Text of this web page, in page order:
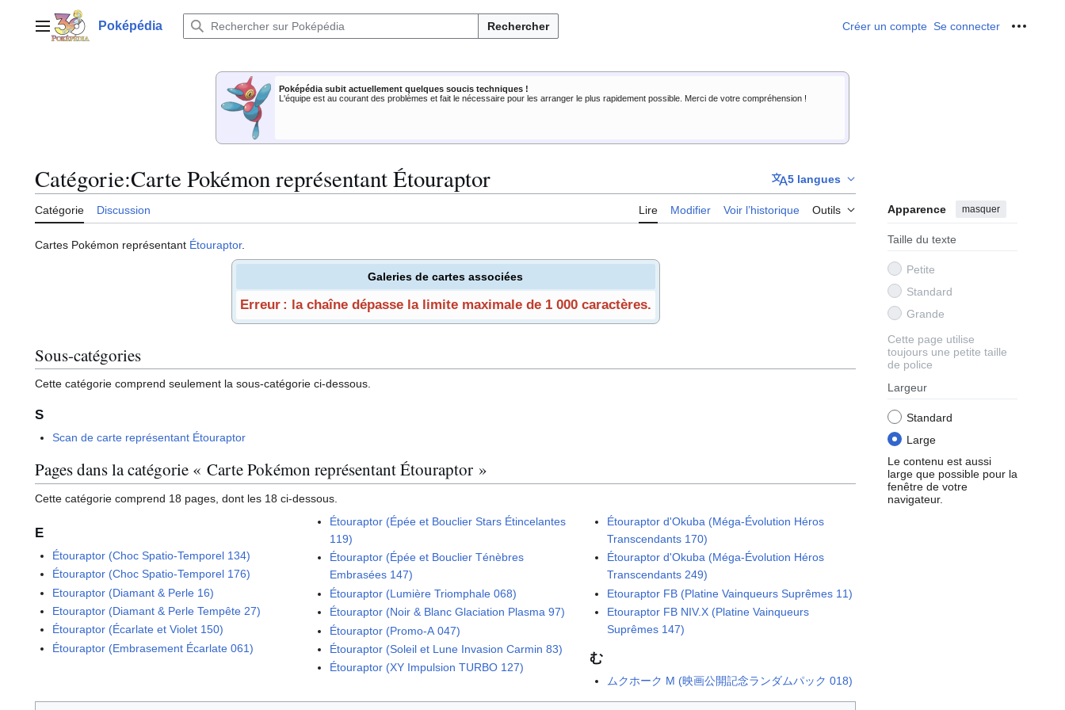
contenuMenu principalPoképédia Rechercher Créer un compte Se connecter Outils
Poképédia subit actuellement quelques soucis techniques !
L'équipe est au courant des problèmes et fait le nécessaire pour les arranger le plus rapidement possible. Merci de votre compréhension !
Catégorie:Carte Pokémon représentant Étouraptor 5 langues
Catégorie Discussion Lire Modifier Voir l’historique Outils Apparence masquer
Taille du texte
Petite
Standard
Grande
Cette page utilise
toujours une petite taille
de police
Largeur
Standard
Large
Le contenu est aussi
large que possible pour la
fenêtre de votre
navigateur.
Cartes Pokémon représentant Étouraptor.
Galeries de cartes associées
Erreur : la chaîne dépasse la limite maximale de 1 000 caractères.
Sous-catégories
Cette catégorie comprend seulement la sous-catégorie ci-dessous.
S
Scan de carte représentant Étouraptor
Pages dans la catégorie « Carte Pokémon représentant Étouraptor »
Cette catégorie comprend 18 pages, dont les 18 ci-dessous.
E
Étouraptor (Choc Spatio-Temporel 134)
Étouraptor (Choc Spatio-Temporel 176)
Etouraptor (Diamant & Perle 16)
Etouraptor (Diamant & Perle Tempête 27)
Étouraptor (Écarlate et Violet 150)
Étouraptor (Embrasement Écarlate 061)
Étouraptor (Épée et Bouclier Stars Étincelantes
119)
Étouraptor (Épée et Bouclier Ténèbres
Embrasées 147)
Étouraptor (Lumière Triomphale 068)
Étouraptor (Noir & Blanc Glaciation Plasma 97)
Étouraptor (Promo-A 047)
Étouraptor (Soleil et Lune Invasion Carmin 83)
Étouraptor (XY Impulsion TURBO 127)
Étouraptor d'Okuba (Méga-Évolution Héros
Transcendants 170)
Étouraptor d'Okuba (Méga-Évolution Héros
Transcendants 249)
Etouraptor FB (Platine Vainqueurs Suprêmes 11)
Etouraptor FB NIV.X (Platine Vainqueurs
Suprêmes 147)
む
ムクホーク M (映画公開記念ランダムパック 018)